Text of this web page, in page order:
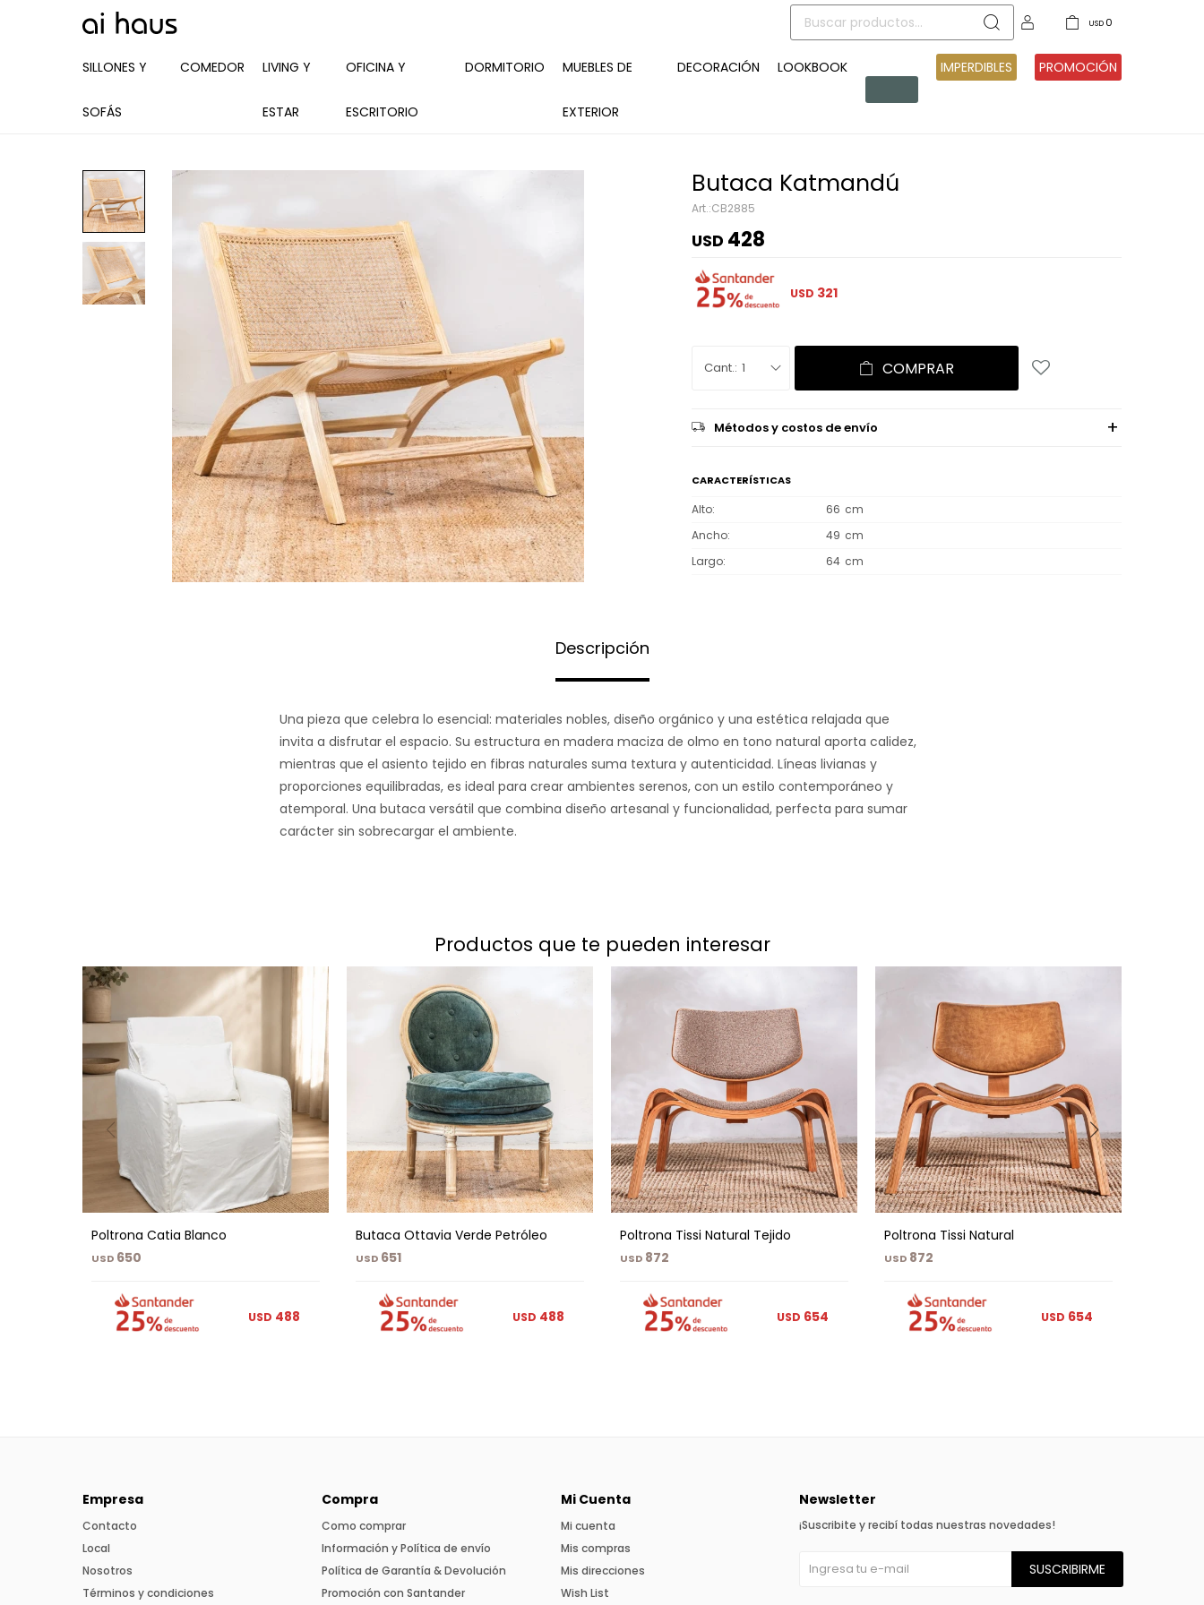
SILLONES Y
SOFÁS
COMEDOR LIVING Y
ESTAR
OFICINA Y
ESCRITORIO
DORMITORIO MUEBLES DE
EXTERIOR
DECORACIÓN LOOKBOOK IMPERDIBLES PROMOCIÓN
USD 0
Butaca Katmandú
CB2885
USD 428
USD 321
1 COMPRAR
Métodos y costos de envío
CARACTERÍSTICAS
Alto
66
Ancho
49
Largo
64
Descripción
Una pieza que celebra lo esencial: materiales nobles, diseño orgánico y una estética relajada que
invita a disfrutar el espacio. Su estructura en madera maciza de olmo en tono natural aporta calidez,
mientras que el asiento tejido en fibras naturales suma textura y autenticidad. Líneas livianas y
proporciones equilibradas, es ideal para crear ambientes serenos, con un estilo contemporáneo y
atemporal. Una butaca versátil que combina diseño artesanal y funcionalidad, perfecta para sumar
carácter sin sobrecargar el ambiente.
productos que te pueden interesar
Poltrona Catia Blanco
USD 650
USD 488
Butaca Ottavia Verde Petróleo
USD 651
USD 488
Poltrona Tissi Natural Tejido
USD 872
USD 654
Poltrona Tissi Natural
USD 872
USD 654
Empresa
Contacto
Local
Nosotros
Términos y condiciones
Compra
Como comprar
Información y Política de envío
Política de Garantía & Devolución
Promoción con Santander
Mi Cuenta
Mi cuenta
Mis compras
Mis direcciones
Wish List
Newsletter
¡Suscribite y recibí todas nuestras novedades!
SUSCRIBIRME